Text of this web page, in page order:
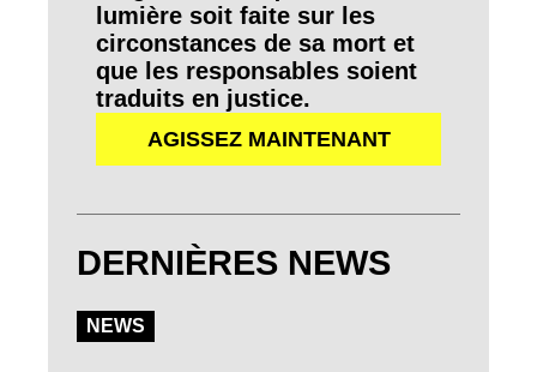
lumière soit faite sur les
circonstances de sa mort et
que les responsables soient
traduits en justice.
AGISSEZ MAINTENANT
DERNIÈRES NEWS
NEWS